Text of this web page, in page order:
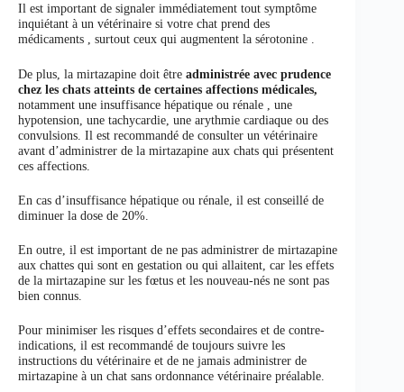
Il est important de signaler immédiatement tout symptôme
inquiétant à un vétérinaire si votre chat prend des
médicaments , surtout ceux qui augmentent la sérotonine .
De plus, la mirtazapine doit être administrée avec prudence
chez les chats atteints de certaines affections médicales,
notamment une insuffisance hépatique ou rénale , une
hypotension, une tachycardie, une arythmie cardiaque ou des
convulsions. Il est recommandé de consulter un vétérinaire
avant d’administrer de la mirtazapine aux chats qui présentent
ces affections.
En cas d’insuffisance hépatique ou rénale, il est conseillé de
diminuer la dose de 20%.
En outre, il est important de ne pas administrer de mirtazapine
aux chattes qui sont en gestation ou qui allaitent, car les effets
de la mirtazapine sur les fœtus et les nouveau-nés ne sont pas
bien connus.
Pour minimiser les risques d’effets secondaires et de contre-
indications, il est recommandé de toujours suivre les
instructions du vétérinaire et de ne jamais administrer de
mirtazapine à un chat sans ordonnance vétérinaire préalable.